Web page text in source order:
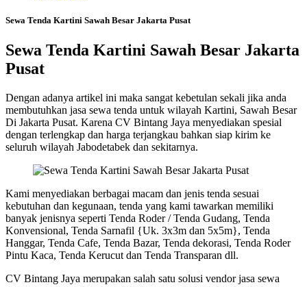
Sewa Tenda Kartini Sawah Besar Jakarta Pusat
Sewa Tenda Kartini Sawah Besar Jakarta
Pusat
Dengan adanya artikel ini maka sangat kebetulan sekali jika anda
membutuhkan jasa sewa tenda untuk wilayah Kartini, Sawah Besar
Di Jakarta Pusat. Karena CV Bintang Jaya menyediakan spesial
dengan terlengkap dan harga terjangkau bahkan siap kirim ke
seluruh wilayah Jabodetabek dan sekitarnya.
Kami menyediakan berbagai macam dan jenis tenda sesuai
kebutuhan dan kegunaan, tenda yang kami tawarkan memiliki
banyak jenisnya seperti Tenda Roder / Tenda Gudang, Tenda
Konvensional, Tenda Sarnafil {Uk. 3x3m dan 5x5m}, Tenda
Hanggar, Tenda Cafe, Tenda Bazar, Tenda dekorasi, Tenda Roder
Pintu Kaca, Tenda Kerucut dan Tenda Transparan dll.
CV Bintang Jaya merupakan salah satu solusi vendor jasa sewa